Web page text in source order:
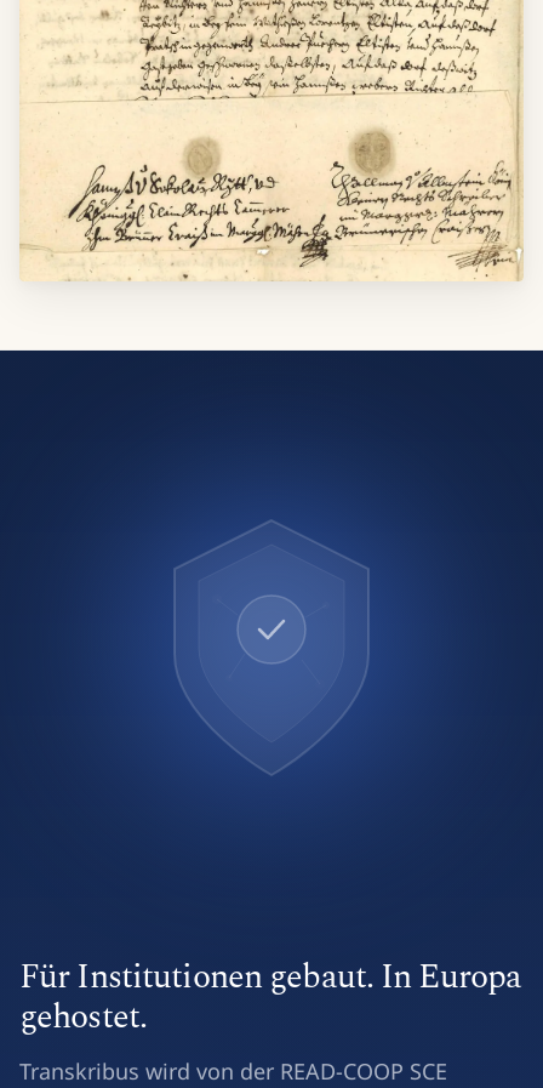
Für Institutionen gebaut. In Europa
gehostet.
Transkribus wird von der READ-COOP SCE